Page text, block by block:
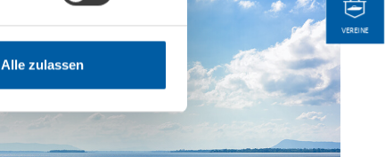
Alle zulassen
VEREINE